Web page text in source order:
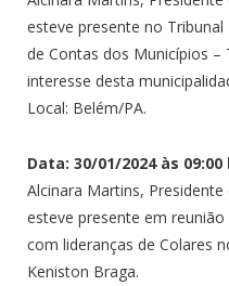
esteve presente no Tribunal
de Contas dos Municípios
interesse desta
Local: Belém/PA.
Data: 30/01/2024 às 09:00
Alcinara Martins,
esteve presente em reunião
com lideranças de Colares
Keniston Braga.